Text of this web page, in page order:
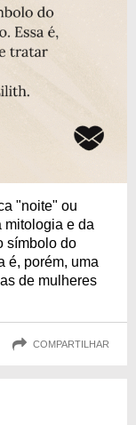
"noite" ou
mitologia e da
símbolo do
é, porém, uma
de mulheres
COMPARTILHAR